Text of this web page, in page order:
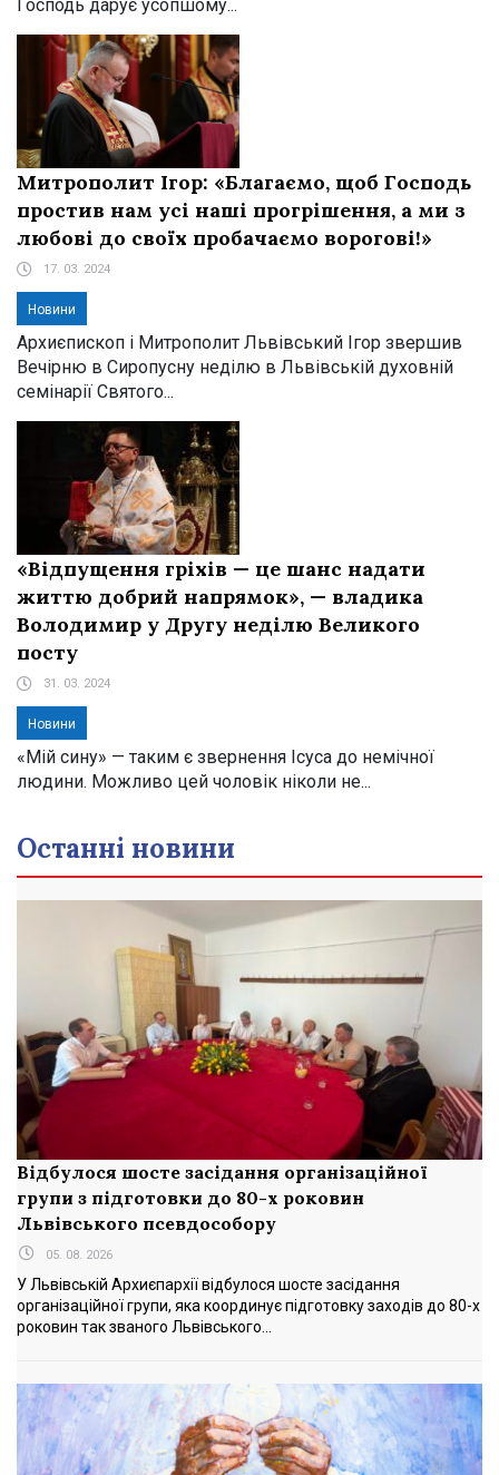
Господь дарує усопшому...
Митрополит Ігор: «Благаємо, щоб Господь
простив нам усі наші прогрішення, а ми з
любові до своїх пробачаємо ворогові!»
17. 03. 2024
Новини
Архиєпископ і Митрополит Львівський Ігор звершив
Вечірню в Сиропусну неділю в Львівській духовній
семінарії Святого...
«Відпущення гріхів — це шанс надати
життю добрий напрямок», — владика
Володимир у Другу неділю Великого
посту
31. 03. 2024
Новини
«Мій сину» — таким є звернення Ісуса до немічної
людини. Можливо цей чоловік ніколи не...
Останні новини
Відбулося шосте засідання організаційної
групи з підготовки до 80-х роковин
Львівського псевдособору
05. 08. 2026
У Львівській Архиєпархії відбулося шосте засідання
організаційної групи, яка координує підготовку заходів до 80-х
роковин так званого Львівського...